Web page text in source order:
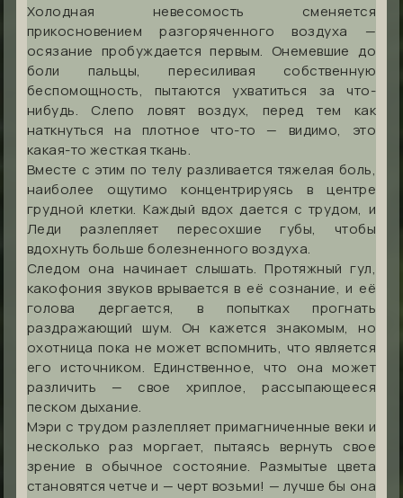
Холодная невесомость сменяется
прикосновением разгоряченного воздуха —
осязание пробуждается первым. Онемевшие до
боли пальцы, пересиливая собственную
беспомощность, пытаются ухватиться за что-
нибудь. Слепо ловят воздух, перед тем как
наткнуться на плотное что-то — видимо, это
какая-то жесткая ткань.
Вместе с этим по телу разливается тяжелая боль,
наиболее ощутимо концентрируясь в центре
грудной клетки. Каждый вдох дается с трудом, и
Леди разлепляет пересохшие губы, чтобы
вдохнуть больше болезненного воздуха.
Следом она начинает слышать. Протяжный гул,
какофония звуков врывается в её сознание, и её
голова дергается, в попытках прогнать
раздражающий шум. Он кажется знакомым, но
охотница пока не может вспомнить, что является
его источником. Единственное, что она может
различить — свое хриплое, рассыпающееся
песком дыхание.
Мэри с трудом разлепляет примагниченные веки и
несколько раз моргает, пытаясь вернуть свое
зрение в обычное состояние. Размытые цвета
становятся четче и — черт возьми! — лучше бы она